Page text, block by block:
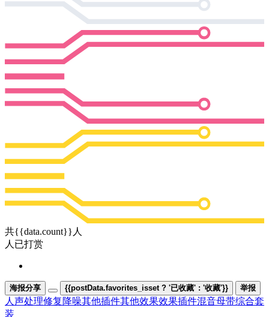
共{{data.count}}人
人已打赏
海报分享 {{postData.favorites_isset ? '已收藏' : '收藏'}} 举报
人声处理修复降噪其他插件其他效果效果插件混音母带综合套
装